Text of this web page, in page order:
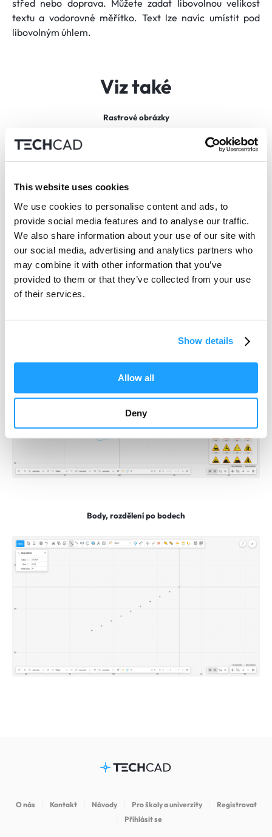
This website uses cookies
We use cookies to personalise content and ads, to
provide social media features and to analyse our traffic.
We also share information about your use of our site with
our social media, advertising and analytics partners who
may combine it with other information that you’ve
provided to them or that they’ve collected from your use
of their services.
Show details
Allow all
Deny
střed nebo doprava. Můžete zadat libovolnou velikost
textu a vodorovné měřítko. Text lze navíc umístit pod
libovolným úhlem.
Viz také
Rastrové obrázky
Body, rozdělení po bodech
O nás Kontakt Návody Pro školy a univerzity
Registrovat
Přihlásit se